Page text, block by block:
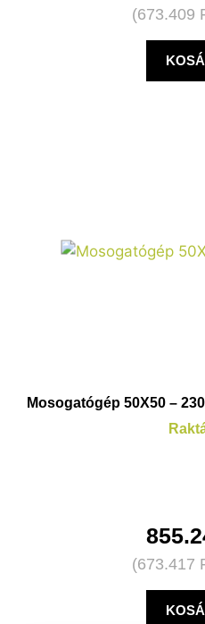
(673.409
Mosogatógép 50X50 –
(673.417